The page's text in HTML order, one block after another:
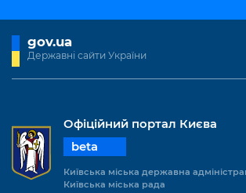
gov.ua
Державні сайти України
Офіційний портал Києва
beta
Київська міська державна
Київська міська рада